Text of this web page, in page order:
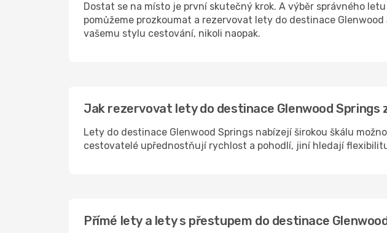
Dostat se na místo je první skutečný krok. A výběr správného
pomůžeme prozkoumat a rezervovat lety do destinace
vašemu stylu cestování, nikoli naopak.
Jak rezervovat lety do destinace Glenwood Springs
Lety do destinace Glenwood Springs nabízejí širokou škálu
cestovatelé upřednostňují rychlost a pohodlí, jiní hledají
Přímé lety a lety s přestupem do destinace